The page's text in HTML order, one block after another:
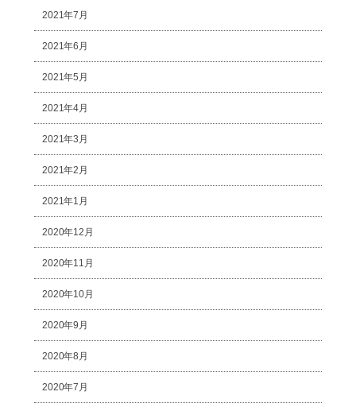
2021年7月
2021年6月
2021年5月
2021年4月
2021年3月
2021年2月
2021年1月
2020年12月
2020年11月
2020年10月
2020年9月
2020年8月
2020年7月